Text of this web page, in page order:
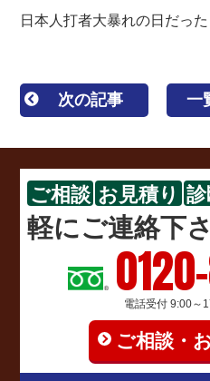
日本人打者大暴れの日だった
次の記事 一
ご相談 お見積り
軽にご連絡下
電話受付 9:00～
ご相談・